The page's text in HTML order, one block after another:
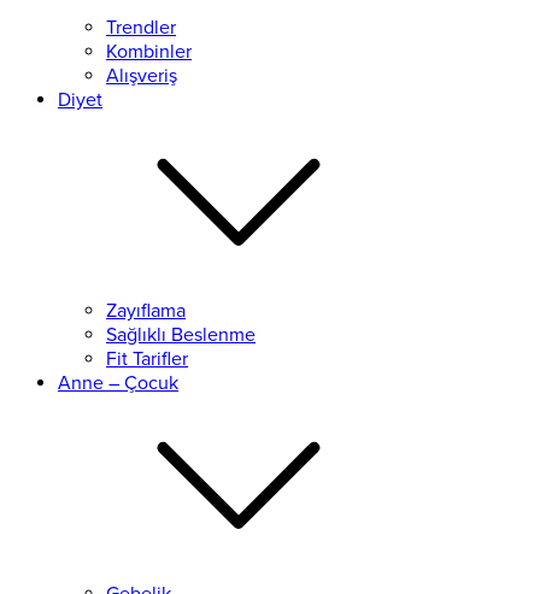
Trendler
Kombinler
Alışveriş
Diyet
Zayıflama
Sağlıklı Beslenme
Fit Tarifler
Anne – Çocuk